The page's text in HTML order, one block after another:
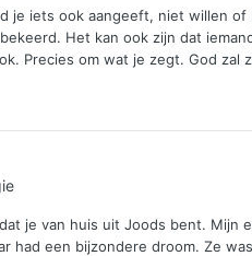
je iets ook aangeeft, niet willen
Het kan ook zijn dat
Precies om wat je zegt. God zal
je van huis uit Joods bent. Mijn
had een bijzondere droom. Ze